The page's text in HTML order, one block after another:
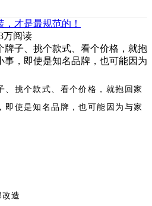
才是最规范的！
万阅读
牌子、挑个款式、看个价格，就抱
事，即使是知名品牌，也可能因为
、挑个款式、看个价格，就抱回家
即使是知名品牌，也可能因为与家
造